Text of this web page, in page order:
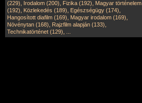
(229), Irodalom (200), Fizika (192), Magyar történelem
(192), Közlekedés (189), Egészségügy (174),
Hangosított diafilm (169), Magyar irodalom (169),
Növénytan (168), Rajzfilm alapján (133),
Technikatörténet (129),